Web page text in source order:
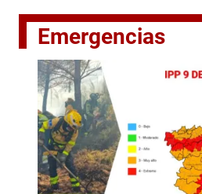
Emergencias